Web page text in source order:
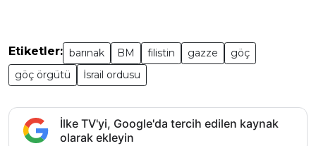
Etiketler: barınak BM filistin gazze
göç
göç örgütü
İsrail ordusu
İlke TV'yi, Google'da tercih edilen kaynak
olarak ekleyin